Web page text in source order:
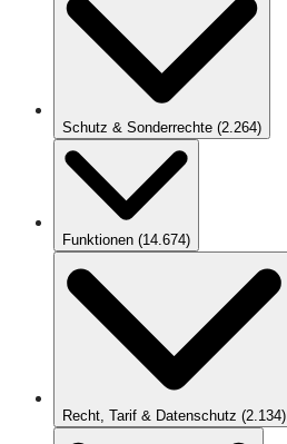
Schutz & Sonderrechte (2.264)
Funktionen (14.674)
Recht, Tarif & Datenschutz (2.134)